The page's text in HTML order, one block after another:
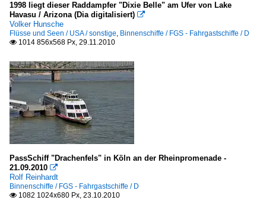
1998 liegt dieser Raddampfer "Dixie Belle" am Ufer von Lake
Havasu / Arizona (Dia digitalisiert) 
Volker Hunsche
Flüsse und Seen / USA / sonstige, Binnenschiffe / FGS - Fahrgastschiffe / D
 1014 856x568 Px, 29.11.2010
PassSchiff "Drachenfels" in Köln an der Rheinpromenade -
21.09.2010 
Rolf Reinhardt
Binnenschiffe / FGS - Fahrgastschiffe / D
 1082 1024x680 Px, 23.10.2010